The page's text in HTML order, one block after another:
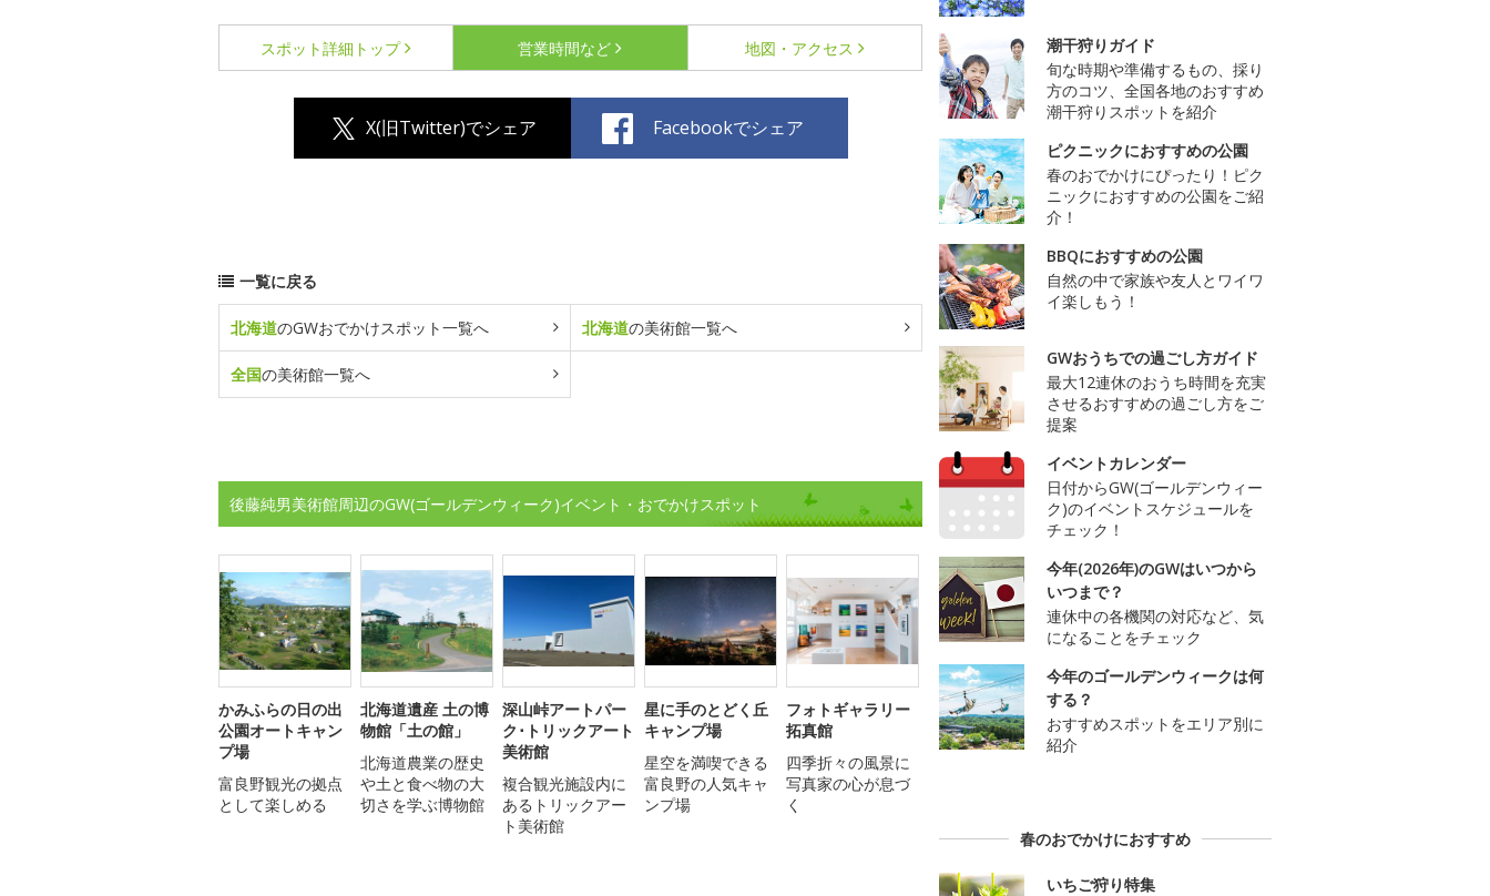
スポット詳細 トップ 営業時間など 地図・アクセス
X(旧Twitter)でシェア Facebookでシェア
一覧に戻る
北海道のGWおでかけスポット一覧へ 北海道の美術館一覧へ
全国の美術館一覧へ
後藤純男美術館周辺のGW(ゴールデンウィーク)イベント・おでかけスポット
かみふらの日の出
公園オートキャン
プ場
富良野観光の拠点
として楽しめる
北海道遺産 土の博
物館「土の館」
北海道農業の歴史
や土と食べ物の大
切さを学ぶ博物館
深山峠アートパー
ク･トリックアート
美術館
複合観光施設内に
あるトリックアー
ト美術館
星に手のとどく丘
キャンプ場
星空を満喫できる
富良野の人気キャ
ンプ場
フォトギャラリー
拓真館
四季折々の風景に
写真家の心が息づ
く
潮干狩りガイド
旬な時期や準備するもの、採り
方のコツ、全国各地のおすすめ
潮干狩りスポットを紹介
ピクニックにおすすめの公園
春のおでかけにぴったり！ピク
ニックにおすすめの公園をご紹
介！
BBQにおすすめの公園
自然の中で家族や友人とワイワ
イ楽しもう！
GWおうちでの過ごし方ガイド
最大12連休のおうち時間を充実
させるおすすめの過ごし方をご
提案
イベントカレンダー
日付からGW(ゴールデンウィー
ク)のイベントスケジュールを
チェック！
今年(2026年)のGWはいつから
いつまで？
連休中の各機関の対応など、気
になることをチェック
今年のゴールデンウィークは何
する？
おすすめスポットをエリア別に
紹介
春のおでかけにおすすめ
いちご狩り特集